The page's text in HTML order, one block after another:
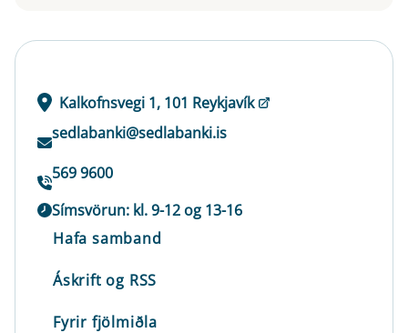
Kalkofnsvegi 1, 101 Reykjavík
sedlabanki@sedlabanki.is
569 9600
Símsvörun: kl. 9-12 og 13-16
Hafa samband
Áskrift og RSS
Fyrir fjölmiðla